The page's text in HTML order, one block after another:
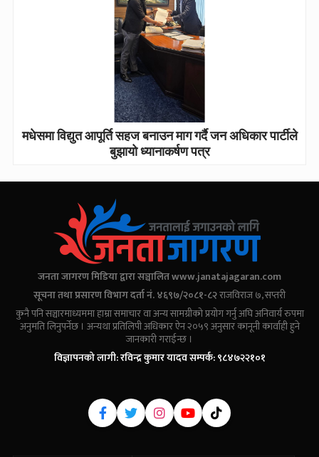
मधेसमा विद्युत आपूर्ति सहज बनाउन माग गर्दै जन अधिकार पार्टीले
बुझायो ध्यानाकर्षण पत्र
जनता जागरण मिडिया द्वारा सञ्चालितwww.janatajagaran.com
सूचना तथा प्रसारण विभाग दर्ता नं. ४६९७/२०८१-८२राजविराज ७, सप्तरी
कुनै पनि सञ्चारमाध्यममा हाम्रा समाचार वा अन्य सामग्रीको प्रयोग गर्नु अघि अनिवार्य रुपमा
अनुमति लिनुपर्नेछ । अन्यथा प्रतिलिपी अधिकार ऐन २०५९ अनुसार कानूनी कार्वाही हुने
जानकारी गराईन्छ ।
विज्ञापनको लागी: रविन्द्र कुमार यादव सम्पर्क: ९८४७२२१०१